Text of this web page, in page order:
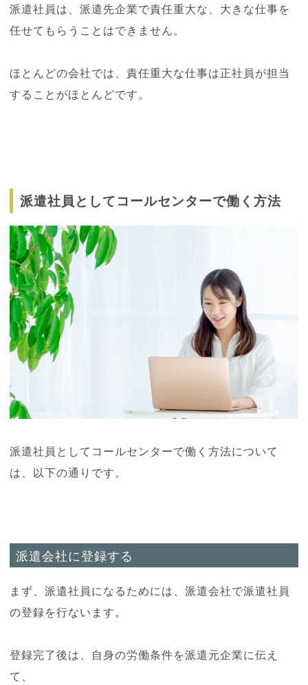
派遣社員は、派遣先企業で責任重大な、大きな仕事を
任せてもらうことはできません。
ほとんどの会社では、責任重大な仕事は正社員が担当
することがほとんどです。
派遣社員としてコールセンターで働く方法
派遣社員としてコールセンターで働く方法について
は、以下の通りです。
派遣会社に登録する
まず、派遣社員になるためには、派遣会社で派遣社員
の登録を行ないます。
登録完了後は、自身の労働条件を派遣元企業に伝え
て、